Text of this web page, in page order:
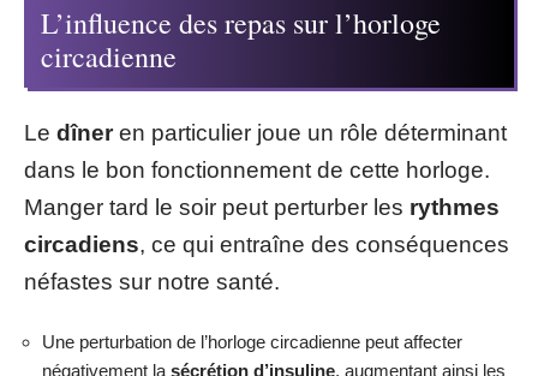
L’influence des repas sur l’horloge
circadienne
Le dîneren particulier joue un rôle déterminant
dans le bon fonctionnement de cette horloge.
Manger tard le soir peut perturber les rythmes
circadiens, ce qui entraîne des conséquences
néfastes sur notre santé.
Une perturbation de l’horloge circadienne peut affecter
négativement la sécrétion d’insuline, augmentant ainsi les